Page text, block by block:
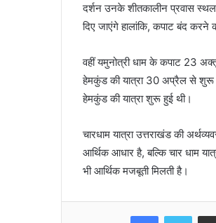
दर्शन उनके शीतकालीन प्रवास
दिए जाएंगे हालांकि, कपाट बंद करने
वहीं यमुनोत्री धाम के कपाट 23
हेमकुंड की यात्रा 30 अप्रैल से शुरू
हेमकुंड की यात्रा शुरू हुई थी।
चारधाम यात्रा उत्तराखंड की
आर्थिक आधार है, बल्कि चार धाम
भी आर्थिक मजबूती मिलती है।